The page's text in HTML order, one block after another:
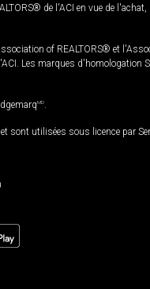
de l'ACI en vue de
of REALTORS® et
Les marques
MD
sont utilisées sous licence par